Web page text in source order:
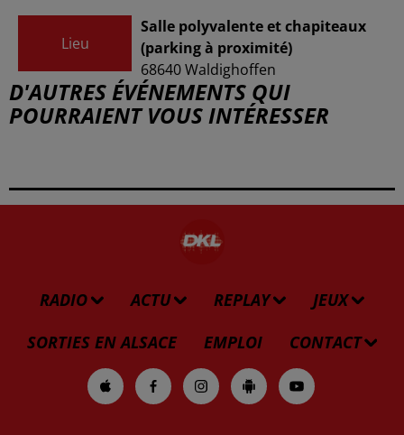
Lieu
Salle polyvalente et chapiteaux
(parking à proximité)
68640Waldighoffen
D'AUTRES ÉVÉNEMENTS QUI
POURRAIENT VOUS INTÉRESSER
RADIO ACTU REPLAY
JEUX
SORTIES EN ALSACE
EMPLOI CONTACT